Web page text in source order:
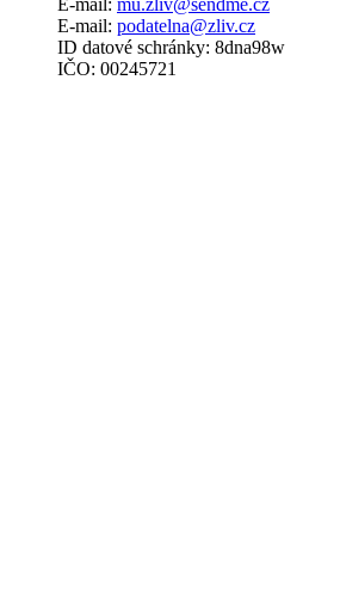
E-mail: mu.zliv@sendme.cz
E-mail: podatelna@zliv.cz
ID datové schránky: 8dna98w
IČO: 00245721